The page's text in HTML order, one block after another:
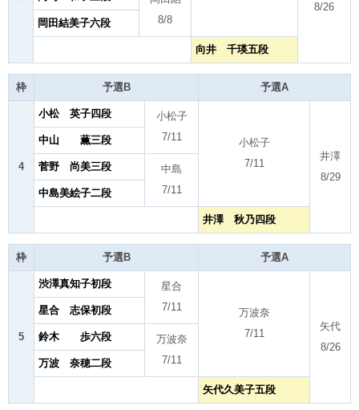
8/26
8/8
岡田結美子六段
向井 千瑛五段
枠 予選B 予選A
4
小松 英子四段
小松子
7/11
小松子
7/11
井澤
8/29
中山 薫三段
菅野 尚美三段
中島
7/11
中島美絵子二段
井澤 秋乃四段
枠 予選B 予選A
5
渋澤真知子初段
星合
7/11
万波奈
7/11
矢代
8/26
星合 志保初段
鈴木 歩六段
万波奈
7/11
万波 奈穂二段
矢代久美子五段